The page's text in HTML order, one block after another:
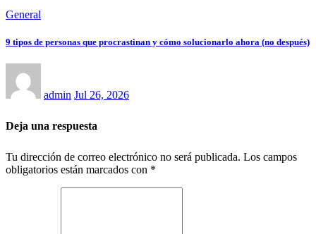
General
9 tipos de personas que procrastinan y cómo solucionarlo ahora (no después)
admin Jul 26, 2026
Deja una respuesta
Tu dirección de correo electrónico no será publicada. Los campos
obligatorios están marcados con *